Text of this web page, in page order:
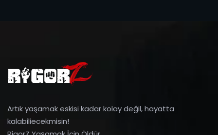
Artık yaşamak eskisi kadar kolay değil, hayatta
kalabiliecekmisin!